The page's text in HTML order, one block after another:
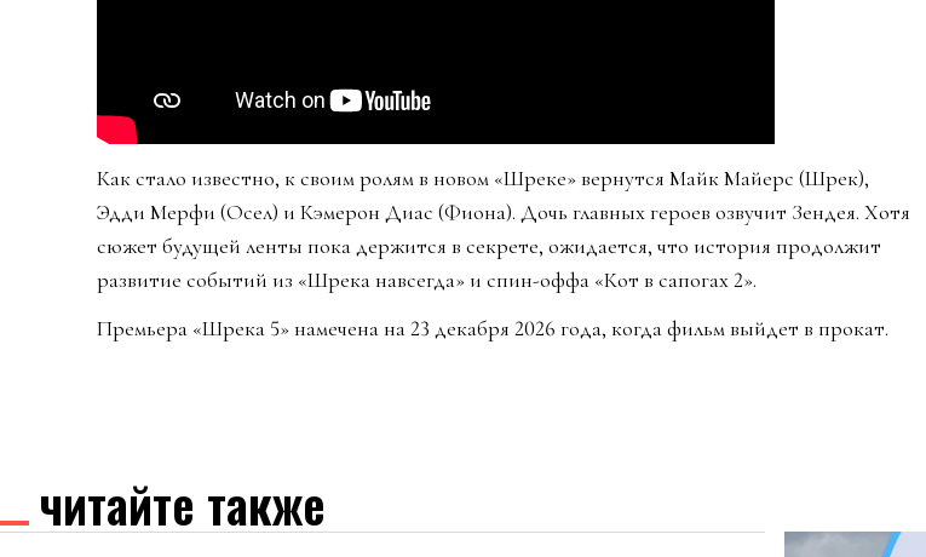
Как стало известно, к своим ролям в новом «Шреке» вернутся Майк Майерс (Шрек),
Эдди Мерфи (Осел) и Кэмерон Диас (Фиона). Дочь главных героев озвучит Зендея. Хотя
сюжет будущей ленты пока держится в секрете, ожидается, что история продолжит
развитие событий из «Шрека навсегда» и спин-оффа «Кот в сапогах 2».
Премьера «Шрека 5» намечена на 23 декабря 2026 года, когда фильм выйдет в прокат.
читайте также